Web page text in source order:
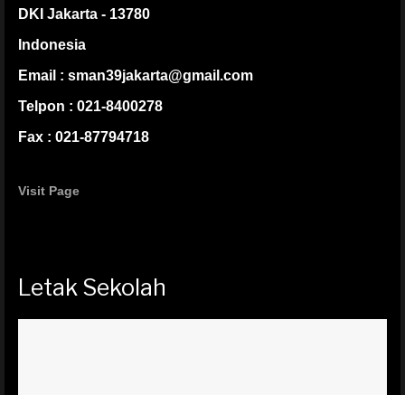
DKI Jakarta - 13780
Indonesia
Email : sman39jakarta@gmail.com
Telpon : 021-8400278
Fax : 021-87794718
Visit Page
Letak Sekolah